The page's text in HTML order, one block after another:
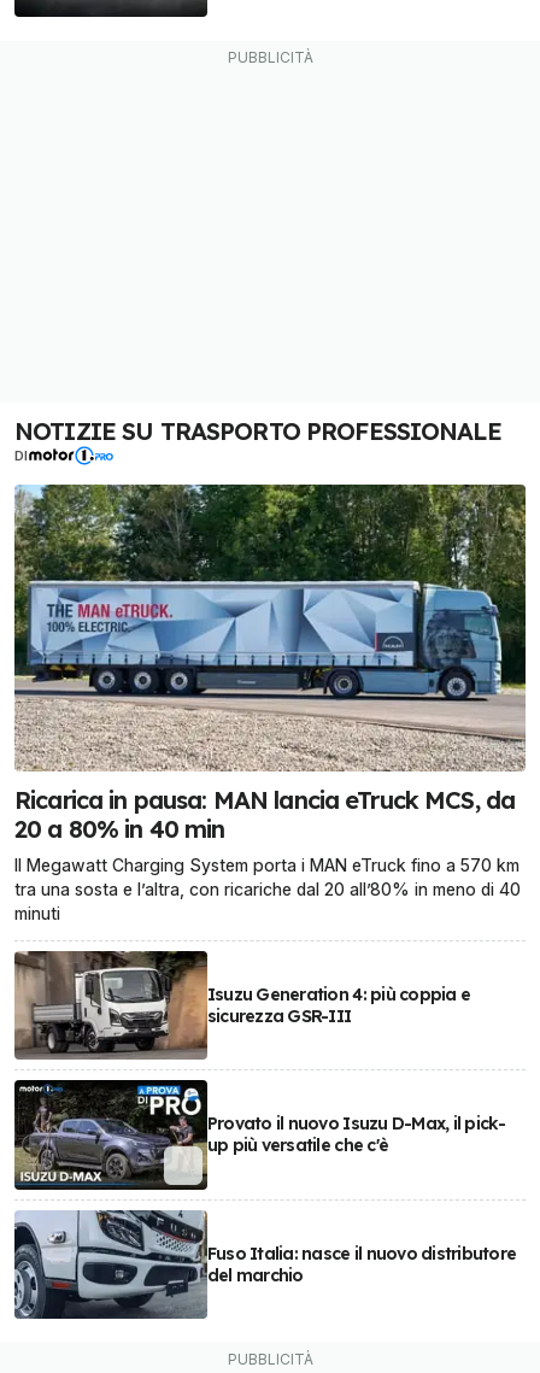
NOTIZIE SU TRASPORTO PROFESSIONALE
DI
Ricarica in pausa: MAN lancia eTruck MCS, da
20 a 80% in 40 min
Il Megawatt Charging System porta i MAN eTruck fino a 570 km
tra una sosta e l’altra, con ricariche dal 20 all’80% in meno di 40
minuti
Isuzu Generation 4: più coppia e
sicurezza GSR-III
Provato il nuovo Isuzu D-Max, il pick-
up più versatile che c'è
Fuso Italia: nasce il nuovo distributore
del marchio